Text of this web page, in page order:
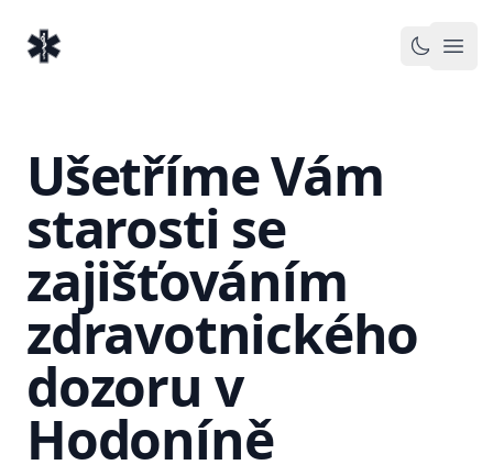
EventMedic.cz
Toggle
Ušetříme Vám
starosti se
zajišťováním
zdravotnického
dozoru v
Hodoníně